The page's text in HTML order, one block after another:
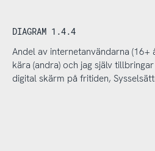
DIAGRAM 1.4.4
Andel av internetanvändarna (16+
kära (andra) och jag själv
digital skärm på fritiden,